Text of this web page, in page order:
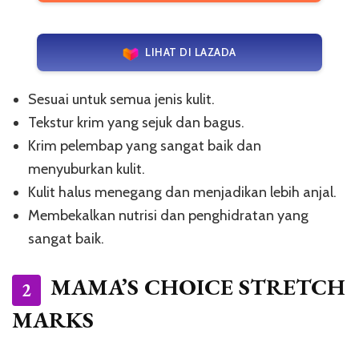
LIHAT DI LAZADA
Sesuai untuk semua jenis kulit.
Tekstur krim yang sejuk dan bagus.
Krim pelembap yang sangat baik dan
menyuburkan kulit.
Kulit halus menegang dan menjadikan lebih anjal.
Membekalkan nutrisi dan penghidratan yang
sangat baik.
2
MAMA’S CHOICE STRETCH
MARKS